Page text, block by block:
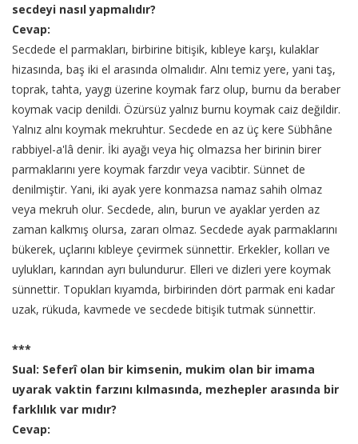
secdeyi nasıl yapmalıdır?
Cevap:
Secdede el parmakları, birbirine bitişik, kıbleye karşı, kulaklar
hizasında, baş iki el arasında olmalıdır. Alnı temiz yere, yani taş,
toprak, tahta, yaygı üzerine koymak farz olup, burnu da beraber
koymak vacip denildi. Özürsüz yalnız burnu koymak caiz değildir.
Yalnız alnı koymak mekruhtur. Secdede en az üç kere Sübhâne
rabbiyel-a'lâ denir. İki ayağı veya hiç olmazsa her birinin birer
parmaklarını yere koymak farzdır veya vacibtir. Sünnet de
denilmiştir. Yani, iki ayak yere konmazsa namaz sahih olmaz
veya mekruh olur. Secdede, alın, burun ve ayaklar yerden az
zaman kalkmış olursa, zararı olmaz. Secdede ayak parmaklarını
bükerek, uçlarını kıbleye çevirmek sünnettir. Erkekler, kolları ve
uylukları, karından ayrı bulundurur. Elleri ve dizleri yere koymak
sünnettir. Topukları kıyamda, birbirinden dört parmak eni kadar
uzak, rükuda, kavmede ve secdede bitişik tutmak sünnettir.
***
Sual: Seferî olan bir kimsenin, mukim olan bir imama
uyarak vaktin farzını kılmasında, mezhepler arasında bir
farklılık var mıdır?
Cevap: